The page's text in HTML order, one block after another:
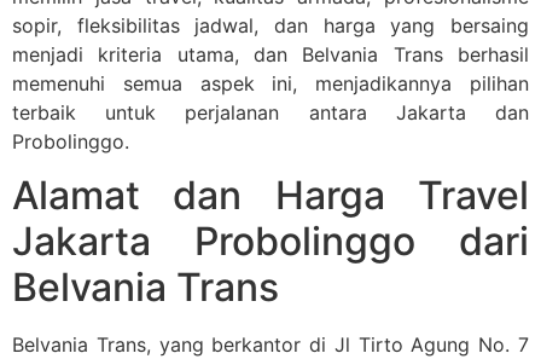
sopir, fleksibilitas jadwal, dan harga yang bersaing
menjadi kriteria utama, dan Belvania Trans berhasil
memenuhi semua aspek ini, menjadikannya pilihan
terbaik untuk perjalanan antara Jakarta dan
Probolinggo.
Alamat dan Harga Travel
Jakarta Probolinggo dari
Belvania Trans
Belvania Trans, yang berkantor di Jl Tirto Agung No. 7